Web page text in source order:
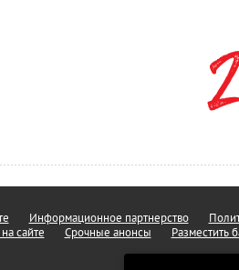
Информационное партнерство
сайте
Срочные анонсы Разместить